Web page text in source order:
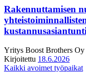
Rakennuttamisen
Yritys Boost Brothers Oy
Kirjoitettu 18.6.2026
Kaikki avoimet työpaikat